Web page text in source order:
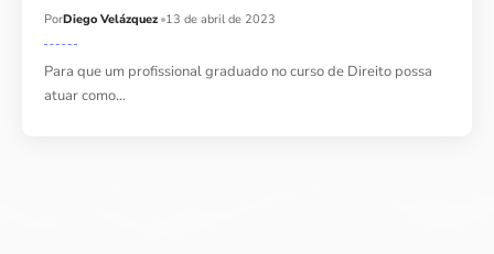
PorDiego Velázquez 13 de abril de 2023
Para que um profissional graduado no curso de Direito possa
atuar como…